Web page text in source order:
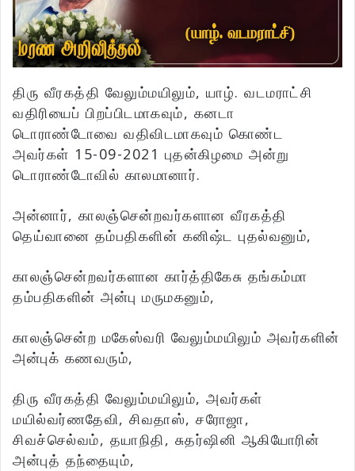
திரு வீரகத்தி வேலும்மயிலும், யாழ். வடமராட்சி
வதிரியைப் பிறப்பிடமாகவும், கனடா
டொராண்டோவை வதிவிடமாகவும் கொண்ட
அவர்கள் 15-09-2021 புதன்கிழமை அன்று
டொராண்டோவில் காலமானார்.
அன்னார், காலஞ்சென்றவர்களான வீரகத்தி
தெய்வானை தம்பதிகளின் கனிஷ்ட புதல்வனும்,
காலஞ்சென்றவர்களான கார்த்திகேசு தங்கம்மா
தம்பதிகளின் அன்பு மருமகனும்,
காலஞ்சென்ற மகேஸ்வரி வேலும்மயிலும் அவர்களின்
அன்புக் கணவரும்,
திரு வீரகத்தி வேலும்மயிலும், அவர்கள்
மயில்வர்ணதேவி, சிவதாஸ், சரோஜா,
சிவச்செல்வம், தயாநிதி, சுதர்ஷினி ஆகியோரின்
அன்புத் தந்தையும்,